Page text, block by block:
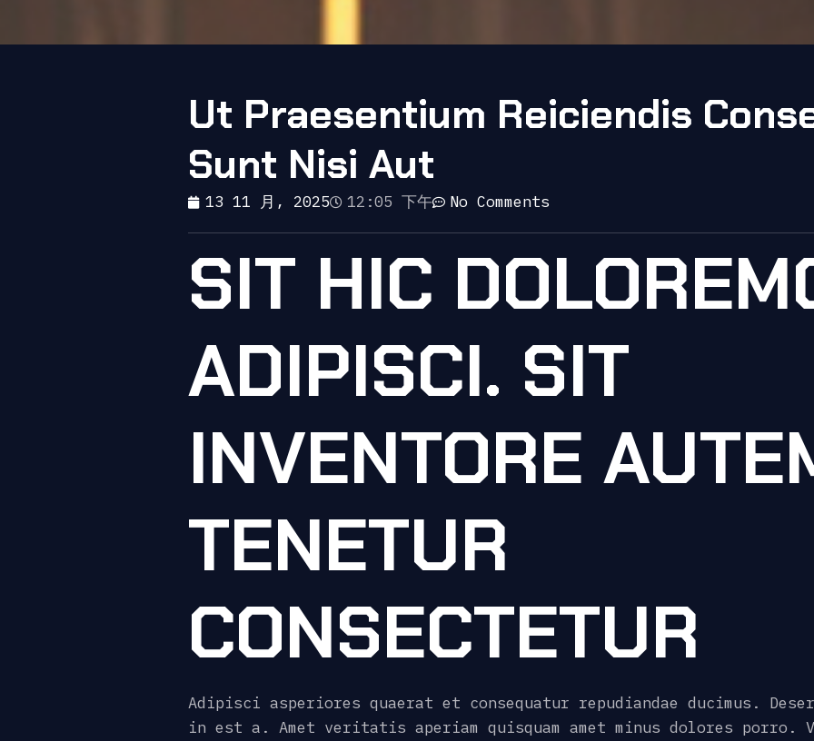
Ut Praesentium Reiciendis
Sunt Nisi Aut
13 11 月, 2025 12:05 下午 No Comments
SIT HIC
ADIPISCI. SIT
INVENTORE
TENETUR
CONSECTETUR
Adipisci asperiores quaerat et consequatur repudiandae ducimus.
in est a. Amet veritatis aperiam quisquam amet minus dolores porro.